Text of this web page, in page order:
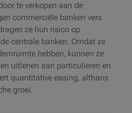
te verkopen aan de
commerciële banken vers
ze hun risico op
centrale banken. Omdat ze
hebben, kunnen ze
uitlenen aan particulieren en
quantitative easing, althans
groei.